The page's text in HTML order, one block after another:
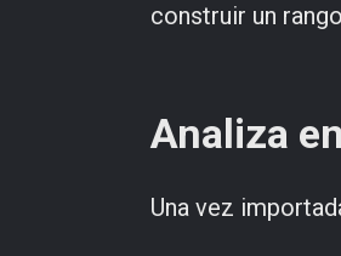
construir un
Analiza
Una vez